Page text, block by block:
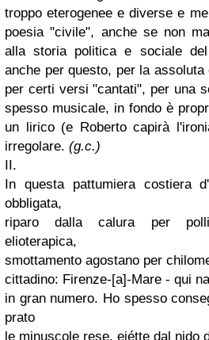
troppo eterogenee e diverse e
poesia "civile", anche se non
alla storia politica e sociale
anche per questo, per la
per certi versi "cantati", per una
spesso musicale, in fondo è
un lirico (e Roberto capirà
irregolare. (g.c.)
II.
In questa pattumiera costiera
obbligata,
riparo dalla calura per
elioterapica,
smottamento agostano per
cittadino: Firenze-[a]-Mare - qui
in gran numero. Ho spesso
prato
le minuscole rese, eiétte dal nido